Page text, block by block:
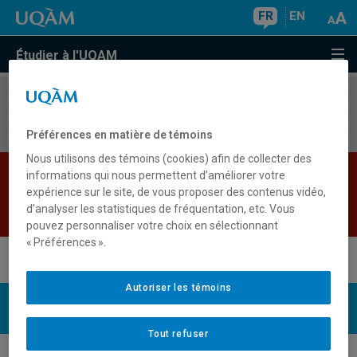
FR EN
Étudier à l'UQAM
Aucun résultat
Le sigle de cours "LIT922H" n'est pas présent
dans l'annuaire.
Retour
UQAM
Nous joindre
Préférences en matière de témoins
Nous utilisons des témoins (cookies) afin de collecter des
informations qui nous permettent d’améliorer votre
expérience sur le site, de vous proposer des contenus vidéo,
d’analyser les statistiques de fréquentation, etc. Vous
pouvez personnaliser votre choix en sélectionnant
« Préférences ».
Tout refuser
Autoriser les témoins